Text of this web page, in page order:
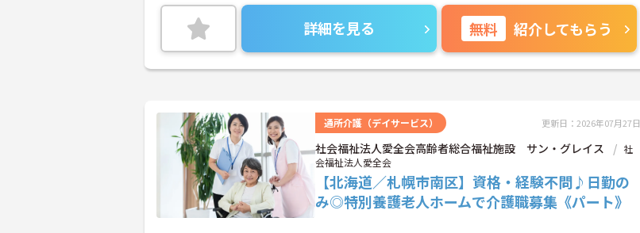
詳細を見る 無料 紹介してもらう
通所介護（デイサービス） 更新日：2026年07月27日
社会福祉法人愛全会高齢者総合福祉施設 サン・グレイス
社
会福祉法人愛全会
【北海道／札幌市南区】資格・経験不問♪日勤の
み◎特別養護老人ホームで介護職募集《パート》